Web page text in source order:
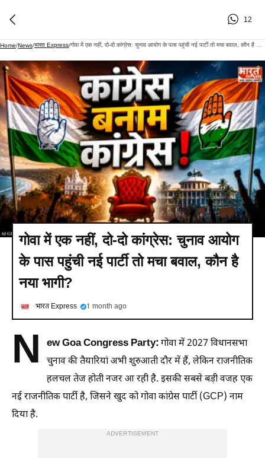
12
Home/News/भारत Express/
गोवा में एक नहीं, दो-दो कांग्रेस: चुनाव आयोग
के पास पहुंची नई पार्टी तो मचा बवाल, कौन है
नया भागी?
भारत Express 1 month ago
N ew Goa Congress Party:गोवा में 2027 विधानसभा
चुनाव की तैयारियां अभी शुरुआती दौर में हैं, लेकिन राजनीतिक
हलचल तेज होती नजर आ रही है. इसकी सबसे बड़ी वजह एक
नई राजनीतिक पार्टी है, जिसने खुद को गोवा कांग्रेस पार्टी (GCP) नाम
दिया है.
ADVERTISEMENT